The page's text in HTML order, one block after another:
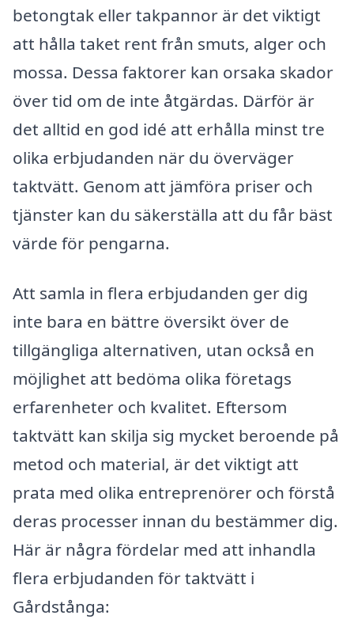
betongtak eller takpannor är det viktigt
att hålla taket rent från smuts, alger och
mossa. Dessa faktorer kan orsaka skador
över tid om de inte åtgärdas. Därför är
det alltid en god idé att erhålla minst tre
olika erbjudanden när du överväger
taktvätt. Genom att jämföra priser och
tjänster kan du säkerställa att du får bäst
värde för pengarna.
Att samla in flera erbjudanden ger dig
inte bara en bättre översikt över de
tillgängliga alternativen, utan också en
möjlighet att bedöma olika företags
erfarenheter och kvalitet. Eftersom
taktvätt kan skilja sig mycket beroende på
metod och material, är det viktigt att
prata med olika entreprenörer och förstå
deras processer innan du bestämmer dig.
Här är några fördelar med att inhandla
flera erbjudanden för taktvätt i
Gårdstånga: